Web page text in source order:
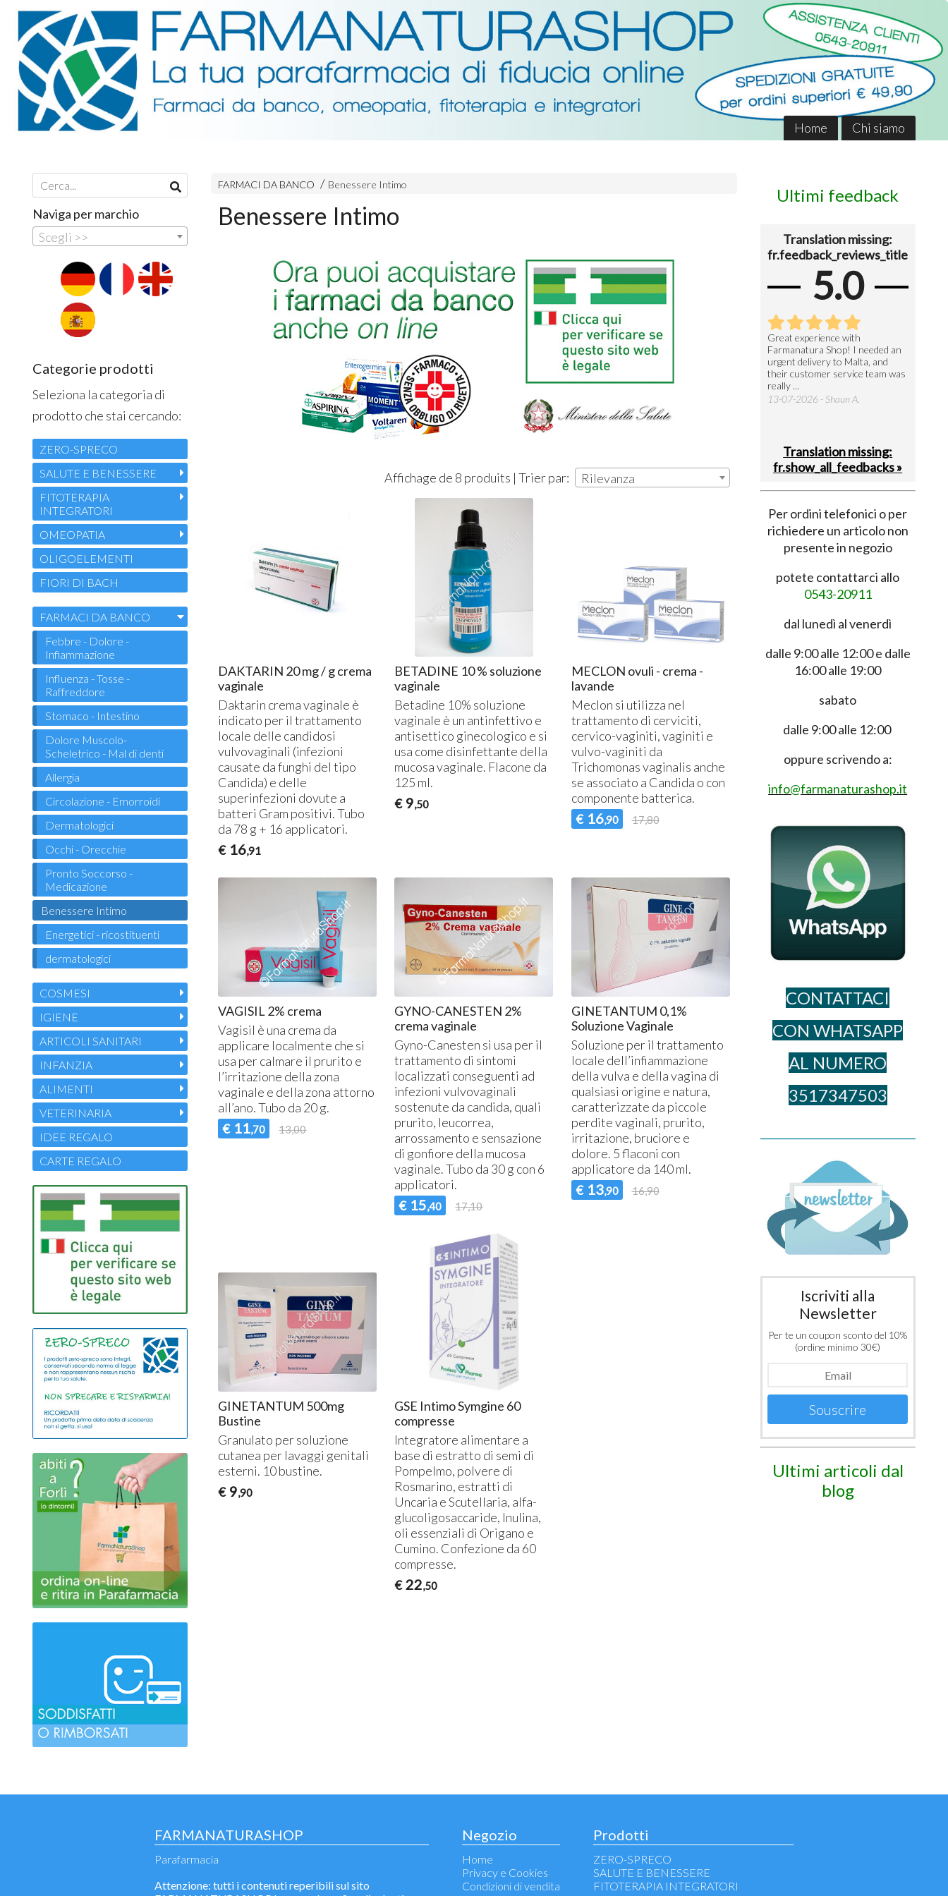
Home Chi siamo
FARMACI DA BANCO Benessere Intimo
Benessere Intimo
Affichage de 8 produits | Trier par: Rilevanza
DAKTARIN 20 mg / g crema
vaginale
Daktarin crema vaginale è
indicato per il trattamento
locale delle candidosi
vulvovaginali (infezioni
causate da funghi del tipo
Candida) e delle
superinfezioni dovute a
batteri Gram positivi. Tubo
da 78 g + 16 applicatori.
€ 16,91
BETADINE 10 % soluzione
vaginale
Betadine 10% soluzione
vaginale è un antinfettivo e
antisettico ginecologico e si
usa come disinfettante della
mucosa vaginale. Flacone da
125 ml.
€ 9,50
MECLON ovuli - crema -
lavande
Meclon si utilizza nel
trattamento di cerviciti,
cervico-vaginiti, vaginiti e
vulvo-vaginiti da
Trichomonas vaginalis anche
se associato a Candida o con
componente batterica.
€ 16,90 17,80
VAGISIL 2% crema
Vagisil è una crema da
applicare localmente che si
usa per calmare il prurito e
l’irritazione della zona
vaginale e della zona attorno
all’ano. Tubo da 20 g.
€ 11,70 13,00
GYNO-CANESTEN 2%
crema vaginale
Gyno-Canesten si usa per il
trattamento di sintomi
localizzati conseguenti ad
infezioni vulvovaginali
sostenute da candida, quali
prurito, leucorrea,
arrossamento e sensazione
di gonfiore della mucosa
vaginale. Tubo da 30 g con 6
applicatori.
€ 15,40 17,10
GINETANTUM 0,1%
Soluzione Vaginale
Soluzione per il trattamento
locale dell’infiammazione
della vulva e della vagina di
qualsiasi origine e natura,
caratterizzate da piccole
perdite vaginali, prurito,
irritazione, bruciore e
dolore. 5 flaconi con
applicatore da 140 ml.
€ 13,90 16,90
GINETANTUM 500mg
Bustine
Granulato per soluzione
cutanea per lavaggi genitali
esterni. 10 bustine.
€ 9,90
GSE Intimo Symgine 60
compresse
Integratore alimentare a
base di estratto di semi di
Pompelmo, polvere di
Rosmarino, estratti di
Uncaria e Scutellaria, alfa-
glucoligosaccaride, Inulina,
oli essenziali di Origano e
Cumino. Confezione da 60
compresse.
€ 22,50
Naviga per marchio
Scegli >>
Categorie prodotti
Seleziona la categoria di
prodotto che stai cercando:
ZERO-SPRECO
SALUTE E BENESSERE
FITOTERAPIA
INTEGRATORI
OMEOPATIA
OLIGOELEMENTI
FIORI DI BACH
FARMACI DA BANCO
Febbre - Dolore -
Infiammazione
Influenza - Tosse -
Raffreddore
Stomaco - Intestino
Dolore Muscolo-
Scheletrico - Mal di denti
Allergia
Circolazione - Emorroidi
Dermatologici
Occhi - Orecchie
Pronto Soccorso -
Medicazione
Benessere Intimo
Energetici - ricostituenti
dermatologici
COSMESI
IGIENE
ARTICOLI SANITARI
INFANZIA
ALIMENTI
VETERINARIA
IDEE REGALO
CARTE REGALO
Ultimi feedback
Translation missing:
fr.feedback_reviews_title
5.0
Tutto perfetto
27-07-2026 - Ruggero V.
Great experience with
Farmanatura Shop! I needed an
urgent delivery to Malta, and
their customer service team was
really ...
13-07-2026 - Shaun A.
Translation missing:
fr.show_all_feedbacks »
Per ordini telefonici o per
richiedere un articolo non
presente in negozio
potete contattarci allo
0543-20911
dal lunedì al venerdì
dalle 9:00 alle 12:00 e dalle
16:00 alle 19:00
sabato
dalle 9:00 alle 12:00
oppure scrivendo a:
info@farmanaturashop.it
CONTATTACI
CON WHATSAPP
AL NUME​RO
3517347503
Iscriviti alla
Newsletter
Per te un coupon sconto del 10%
(ordine minimo 30€)
Souscrire
Ultimi articoli dal
blog
FARMANATURASHOP
Parafarmacia
Attenzione: tutti i contenuti reperibili sul sito
Negozio
Home
Privacy e Cookies
Condizioni di vendita
Prodotti
ZERO-SPRECO
SALUTE E BENESSERE
FITOTERAPIA INTEGRATORI